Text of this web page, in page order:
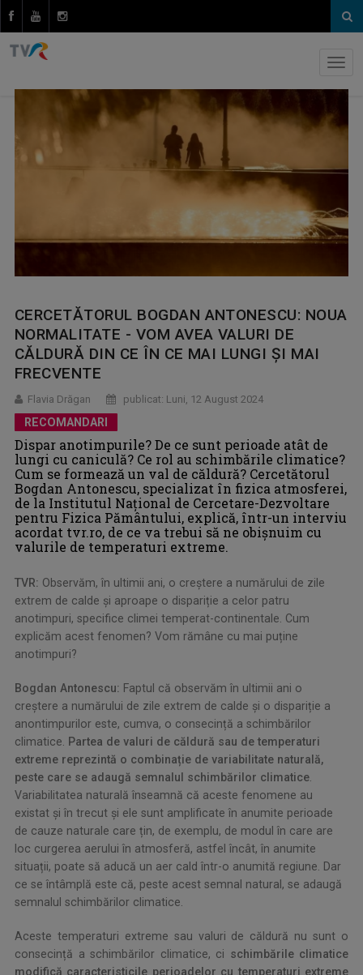
CERCETĂTORUL BOGDAN ANTONESCU: NOUA
NORMALITATE - VOM AVEA VALURI DE
CĂLDURĂ DIN CE ÎN CE MAI LUNGI ȘI MAI
FRECVENTE
Flavia Drăgan publicat: Luni, 12 August 2024
RECOMANDARI
Dispar anotimpurile? De ce sunt perioade atât de
lungi cu caniculă? Ce rol au schimbările climatice?
Cum se formează un val de căldură? Cercetătorul
Bogdan Antonescu, specializat în fizica atmosferei,
de la Institutul Național de Cercetare-Dezvoltare
pentru Fizica Pământului, explică, într-un interviu
acordat tvr.ro, de ce va trebui să ne obișnuim cu
valurile de temperaturi extreme.
TVR: Observăm, în ultimii ani, o creștere a numărului de zile
extrem de calde și aproape o dispariție a celor patru
anotimpuri, specifice climei temperat-continentale. Cum
explicăm acest fenomen? Vom rămâne cu mai puține
anotimpuri?
Bogdan Antonescu: Faptul că observăm în ultimii ani o
creștere a numărului de zile extrem de calde și o dispariție a
anontimpurilor este, cumva, o consecință a schimbărilor
climatice.
Partea de valuri de căldură sau de temperaturi
extreme reprezintă o combinație de variabilitate naturală,
peste care se adaugă semnalul schimbărilor climatice
Variabilitatea naturală înseamnă că aceste fenomene au
existat și în trecut și ele sunt amplificate în anumite perioade
de cauze naturale care țin, de exemplu, de modul în care are
loc curgerea aerului în atmosferă, astfel încât, în anumite
situații, poate să aducă un aer cald într-o anumită regiune. Dar
ce se întâmplă este că, peste acest semnal natural, se adaugă
semnalul schimbărilor climatice.
Aceste temperaturi extreme sau valuri de căldură nu sunt o
consecință a schimbărilor climatice, ci schimbările climatice
modifică caracteristicile perioadelor cu temperaturi extreme